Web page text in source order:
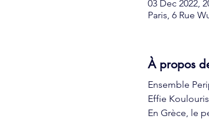
03 Dec 2022,
Paris, 6 Rue
À propos
Ensemble
Effie
En Grèce, le